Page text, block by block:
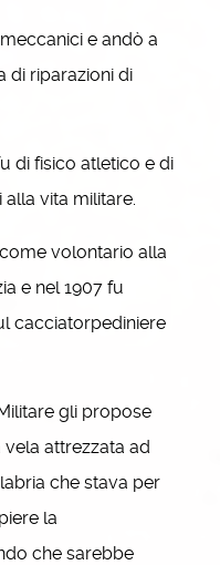
e andò a
di riparazioni di
di fisico atletico e di
vita militare.
volontario alla
e nel 1907 fu
cacciatorpediniere
gli propose
attrezzata ad
che stava per
la
che sarebbe